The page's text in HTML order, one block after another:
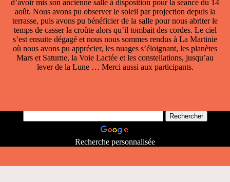
d’avoir mis son ancienne salle à disposition pour la séance du 14
août. Nous avons pu observer le soleil par projection depuis la
terrasse, puis avons pu bénéficier de la salle pour nous abriter le
temps de casser la croûte alors qu’il tombait des cordes. Le ciel
s’est ensuite dégagé et nous nous sommes rendus à La Martinie
où nous avons pu apprécier, les nuages s’éloignant, les planètes
Mars et Saturne, la Voie Lactée et les constellations, jusqu’au
lever de la Lune … Merci aussi aux participants.
Recherche personnalisée